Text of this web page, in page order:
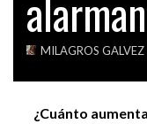
MILAGROS GALVEZ
¿Cuánto